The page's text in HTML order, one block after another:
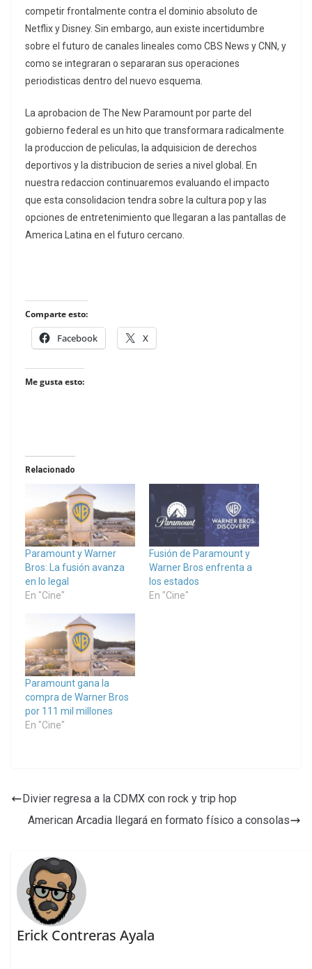
competir frontalmente contra el dominio absoluto de
Netflix y Disney. Sin embargo, aun existe incertidumbre
sobre el futuro de canales lineales como CBS News y CNN, y
como se integraran o separaran sus operaciones
periodisticas dentro del nuevo esquema.
La aprobacion de The New Paramount por parte del
gobierno federal es un hito que transformara radicalmente
la produccion de peliculas, la adquisicion de derechos
deportivos y la distribucion de series a nivel global. En
nuestra redaccion continuaremos evaluando el impacto
que esta consolidacion tendra sobre la cultura pop y las
opciones de entretenimiento que llegaran a las pantallas de
America Latina en el futuro cercano.
Comparte esto:
Facebook X
Me gusta esto:
Relacionado
Paramount y Warner
Bros: La fusión avanza
en lo legal
En "Cine"
Fusión de Paramount y
Warner Bros enfrenta a
los estados
En "Cine"
Paramount gana la
compra de Warner Bros
por 111 mil millones
En "Cine"
Divier regresa a la CDMX con rock y trip hop
American Arcadia llegará en formato físico a consolas
Erick Contreras Ayala